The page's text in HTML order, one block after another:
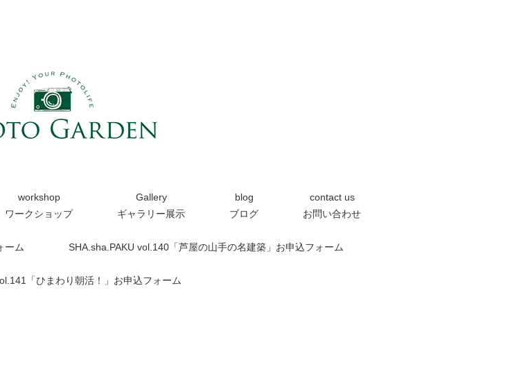
workshop
ワークショップ
Gallery
ギャラリー展示
blog
ブログ
contact us
お問い合わせ
ーム SHA.sha.PAKU vol.140「芦屋の山手の名建築」お申込フォーム
「ひまわり朝活！」お申込フォーム